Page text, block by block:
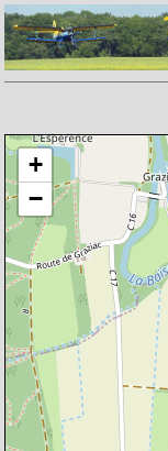
Chargement de la carte en
+
−